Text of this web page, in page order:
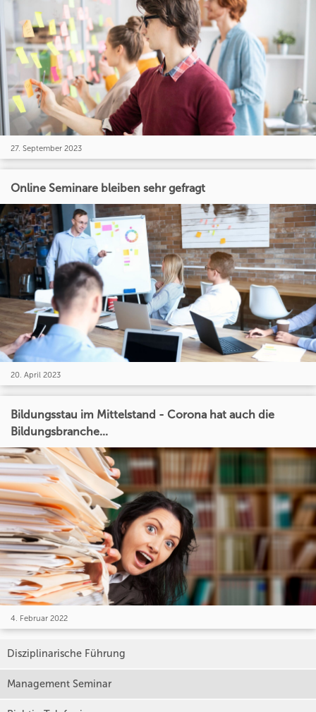
27. September 2023
Online Seminare bleiben sehr gefragt
20. April 2023
Bildungsstau im Mittelstand - Corona hat auch die
Bildungsbranche...
4. Februar 2022
Disziplinarische Führung
Management Seminar